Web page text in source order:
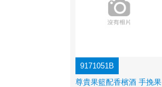
9171051B
尊貴果籃配香檳酒 手挽果